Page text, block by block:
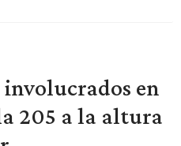
involucrados en
205 a la altura